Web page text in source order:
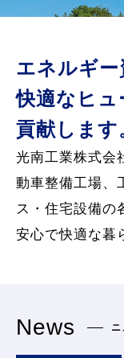
エネルギー
快適なヒュ
貢献します
光南工業株式会
動車整備工場、
ス・住宅設備の
安心で快適な暮
News ニ